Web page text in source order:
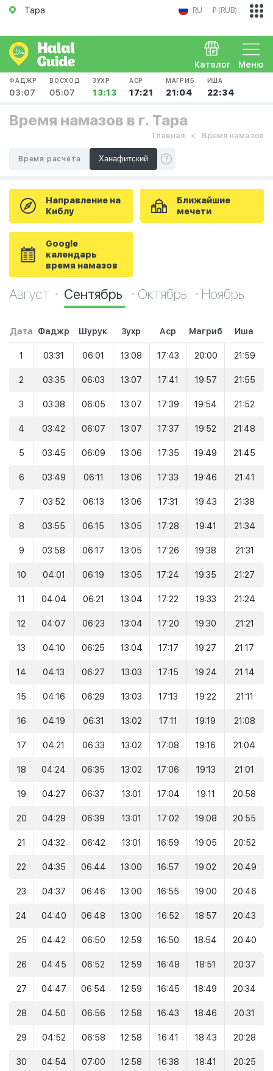
Тара RU ₽ (RUB)
Меню
Каталог
ФАДЖР
03:07
ВОСХОД
05:07
ЗУХР
13:13
АСР
17:21
МАГРИБ
21:04
ИША
22:34
Время намазов в г. Тара
Главная Время намазов
Время расчета
Направление на
Киблу
Ближайшие
мечети
Google
календарь
время намазов
Август Сентябрь Октябрь Ноябрь
Дата Фаджр Шурук Зухр Аср Магриб Иша
1 03:31 06:01 13:08 17:43 20:00 21:59
2 03:35 06:03 13:07 17:41 19:57 21:55
3 03:38 06:05 13:07 17:39 19:54 21:52
4 03:42 06:07 13:07 17:37 19:52 21:48
5 03:45 06:09 13:06 17:35 19:49 21:45
6 03:49 06:11 13:06 17:33 19:46 21:41
7 03:52 06:13 13:06 17:31 19:43 21:38
8 03:55 06:15 13:05 17:28 19:41 21:34
9 03:58 06:17 13:05 17:26 19:38 21:31
10 04:01 06:19 13:05 17:24 19:35 21:27
11 04:04 06:21 13:04 17:22 19:33 21:24
12 04:07 06:23 13:04 17:20 19:30 21:21
13 04:10 06:25 13:04 17:17 19:27 21:17
14 04:13 06:27 13:03 17:15 19:24 21:14
15 04:16 06:29 13:03 17:13 19:22 21:11
16 04:19 06:31 13:02 17:11 19:19 21:08
17 04:21 06:33 13:02 17:08 19:16 21:04
18 04:24 06:35 13:02 17:06 19:13 21:01
19 04:27 06:37 13:01 17:04 19:11 20:58
20 04:29 06:39 13:01 17:02 19:08 20:55
21 04:32 06:42 13:01 16:59 19:05 20:52
22 04:35 06:44 13:00 16:57 19:02 20:49
23 04:37 06:46 13:00 16:55 19:00 20:46
24 04:40 06:48 13:00 16:52 18:57 20:43
25 04:42 06:50 12:59 16:50 18:54 20:40
26 04:45 06:52 12:59 16:48 18:51 20:37
27 04:47 06:54 12:59 16:45 18:49 20:34
28 04:50 06:56 12:58 16:43 18:46 20:31
29 04:52 06:58 12:58 16:41 18:43 20:28
30 04:54 07:00 12:58 16:38 18:41 20:25